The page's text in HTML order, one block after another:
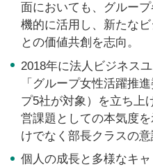
面においても、グルー
機的に活用し、新たな
との価値共創を志向。
2018年に法人ビジネス
「グループ女性活躍推
プ5社が対象）を立ち上
営課題としての本気度
けでなく部長クラスの意
個人の成長と多様なキ